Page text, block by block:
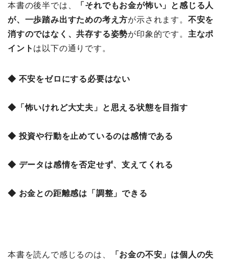
本書の後半では、
「それでもお金が怖い」と感じる人
が、一歩踏み出すための考え方が示されます。 不安を
消すのではなく、共存する姿勢が印象的です。 主なポ
イント は以下の通りです。
◆ 不安をゼロにする必要はない
◆「怖いけれど大丈夫」と思える状態を目指す
◆ 投資や行動を止めているのは感情である
◆ データは感情を否定せず、支えてくれる
◆ お金との距離感は「調整」できる
本書を読んで感じるのは、
「お金の不安」は個人の失